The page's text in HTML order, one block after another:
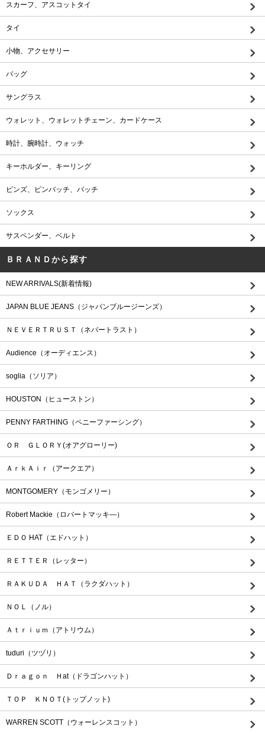
スカーフ、アスコットタイ
タイ
小物、アクセサリー
バッグ
サングラス
ウォレット、ウォレットチェーン、カードケース
時計、腕時計、ウォッチ
キーホルダー、キーリング
ピンズ、ピンバッチ、バッチ
ソックス
サスペンダー、ベルト
ＢＲＡＮＤから探す
NEW ARRIVALS(新着情報)
JAPAN BLUE JEANS（ジャパンブルージーンズ）
ＮＥＶＥＲＴＲＵＳＴ（ネバートラスト）
Audience（オーディエンス）
soglia（ソリア）
HOUSTON（ヒューストン）
PENNY FARTHING（ペニーファーシング）
ＯＲ ＧＬＯＲＹ(オアグローリー)
ＡｒｋＡｉｒ（アークエア）
MONTGOMERY（モンゴメリー）
Robert Mackie（ロバートマッキ―）
ＥＤＯ HAT（エドハット）
ＲＥＴＴＥＲ（レッター）
ＲＡＫＵＤＡ ＨＡＴ（ラクダハット）
ＮＯＬ（ノル）
Ａｔｒｉｕｍ（アトリウム）
tuduri（ツヅリ）
Ｄｒａｇｏｎ Ｈat（ドラゴンハット）
ＴＯＰ ＫＮＯＴ(トップノット)
WARREN SCOTT（ウォーレンスコット）